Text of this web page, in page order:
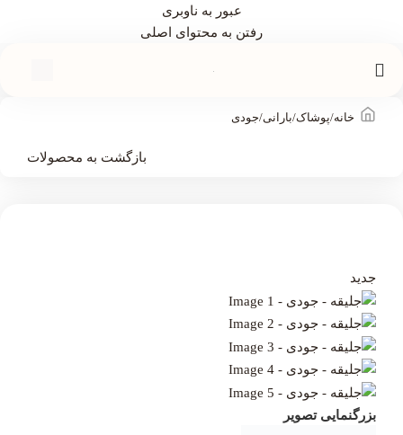
عبور به ناوبری
رفتن به محتوای اصلی
خانه/پوشاک/بارانی/جودی
بازگشت به محصولات
جدید
بزرگنمایی تصویر